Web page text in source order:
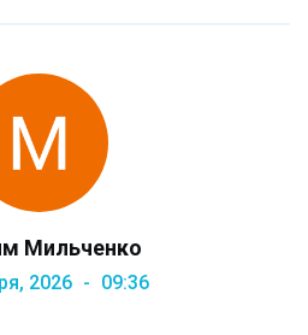
Мильченко
2026 09:36